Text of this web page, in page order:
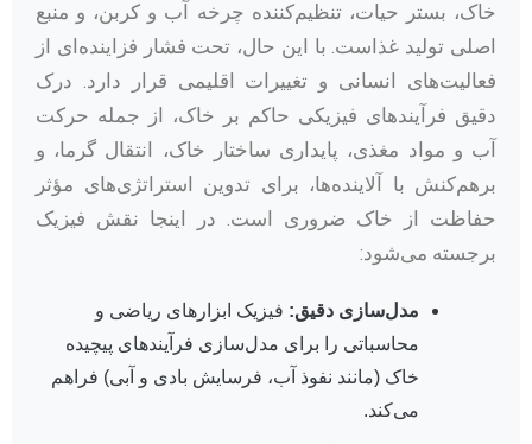
خاک، بستر حیات، تنظیم‌کننده چرخه آب و کربن، و منبع
اصلی تولید غذاست. با این حال، تحت فشار فزاینده‌ای از
فعالیت‌های انسانی و تغییرات اقلیمی قرار دارد. درک
دقیق فرآیندهای فیزیکی حاکم بر خاک، از جمله حرکت
آب و مواد مغذی، پایداری ساختار خاک، انتقال گرما، و
برهم‌کنش با آلاینده‌ها، برای تدوین استراتژی‌های مؤثر
حفاظت از خاک ضروری است. در اینجا نقش فیزیک
برجسته می‌شود:
مدل‌سازی دقیق: فیزیک ابزارهای ریاضی و
محاسباتی را برای مدل‌سازی فرآیندهای پیچیده
خاک (مانند نفوذ آب، فرسایش بادی و آبی) فراهم
می‌کند.